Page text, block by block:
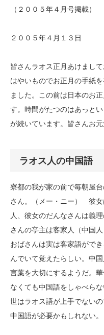
（２００５年４月号掲載）
２００５年４月１３日
皆さんラオス正月あけまし
はやいものでお正月の手紙
ました。この前は日本のお
す。時間がたつのはあっと
が続いています。皆さんお元
ラオス人の中国語
寮都の我が家の前で毎朝屋
さん。（メー・ニー） 彼女
人、彼女のだんなさんは義
さんの亭主は客家人（中国人
おばさんは実は客家語がで
んでいて覚えたらしい。中
言葉を大切にするようだ。
なくても中国語をしゃべら
世はラオス語が上手でない
中国語が必要かもしれない。